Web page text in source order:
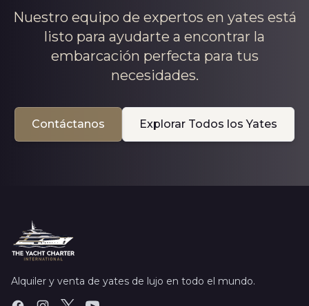
Nuestro equipo de expertos en yates está
listo para ayudarte a encontrar la
embarcación perfecta para tus
necesidades.
Contáctanos Explorar Todos los Yates
Alquiler y venta de yates de lujo en todo el mundo.